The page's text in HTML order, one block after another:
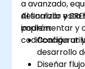
a avanzado,
desarrollo y
implementar y
codificación
Al finalizar
podrán:
Configurar
desarrollo
Diseñar